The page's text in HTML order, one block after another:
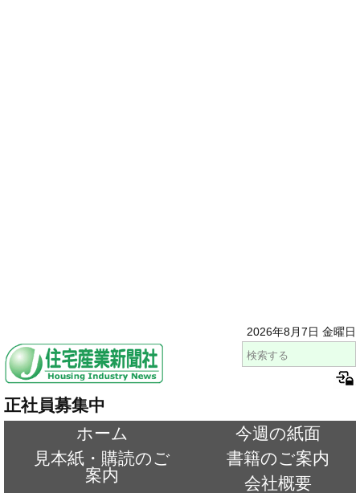
2026年8月7日 金曜日
正社員募集中
ホーム
今週の紙面
見本紙・購読のご
案内
書籍のご案内
会社概要